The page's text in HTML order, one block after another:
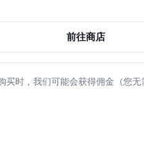
前往商店
买时，我们可能会获得佣金（您无